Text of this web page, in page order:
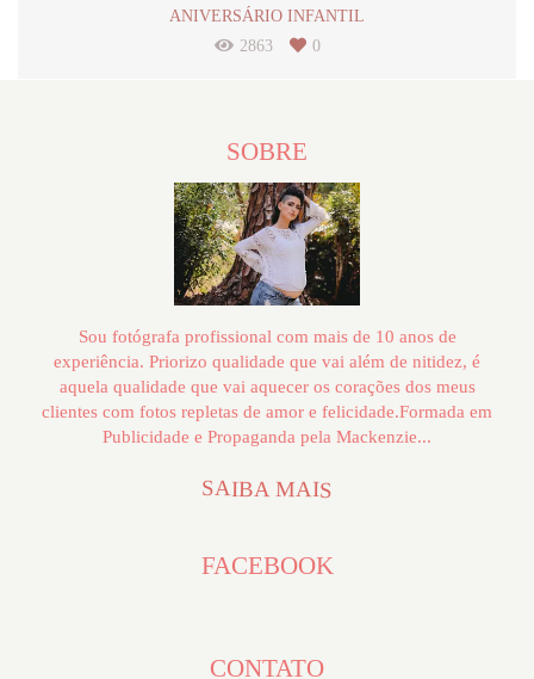
ANIVERSÁRIO INFANTIL
2863
0
SOBRE
Sou fotógrafa profissional com mais de 10 anos de
experiência. Priorizo qualidade que vai além de nitidez, é
aquela qualidade que vai aquecer os corações dos meus
clientes com fotos repletas de amor e felicidade.Formada em
Publicidade e Propaganda pela Mackenzie...
SAIBA MAIS
FACEBOOK
CONTATO